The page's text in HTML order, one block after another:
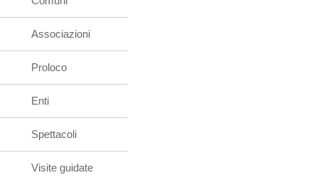
Associazioni
Proloco
Enti
Spettacoli
Visite guidate